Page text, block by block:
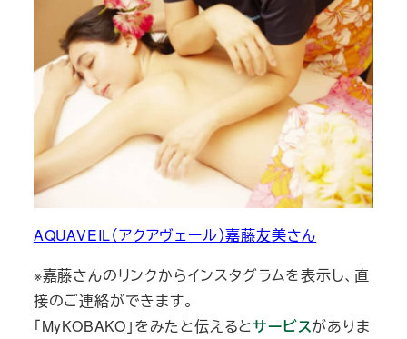
AQUAVEIL（アクアヴェール）嘉藤友美さん
※嘉藤さんのリンクからインスタグラムを表示し、直
接のご連絡ができます。
「MyKOBAKO」をみたと伝えるとサービスがありま